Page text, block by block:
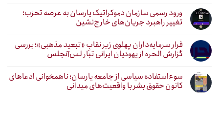
ورود رسمی سازمان دموکراتیک یارسان به عرصه تحزب؛
تغییر راهبرد جریان‌های خارج‌نشین
فرار سرمایه‌داران پهلوی زیر نقابِ «تبعید مذهبی»؛ بررسی
گزارش الحره از یهودیان ایرانی تبار لس‌آنجلس
سوءاستفاده سیاسی از جامعه یارسان؛ ناهمخوانی ادعاهای
کانون حقوق بشر با واقعیت‌های میدانی